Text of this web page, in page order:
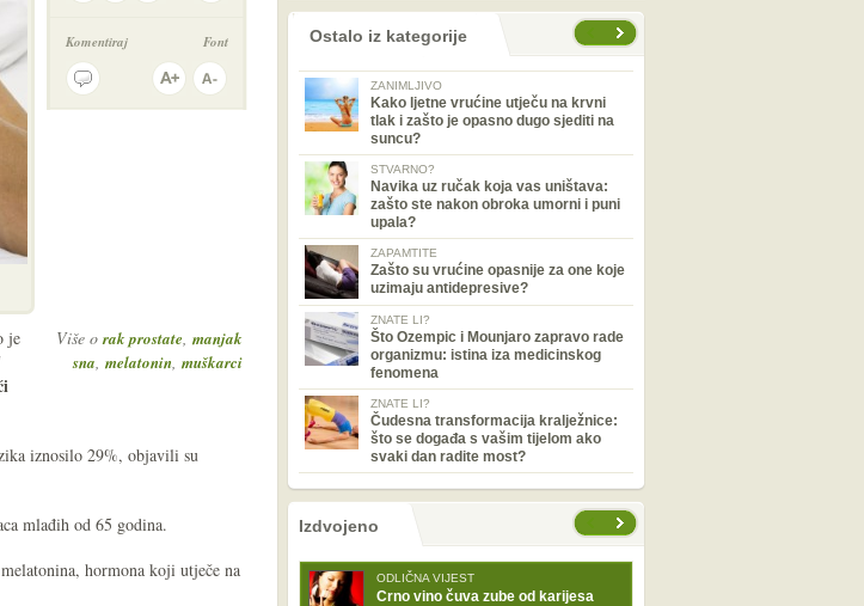
Komentiraj Font
Više orak prostate, manjak
sna, melatonin, muškarci
je
iznosilo 29%, objavili su
mlađih od 65 godina.
hormona koji utječe na
Ostalo iz kategorije
ZANIMLJIVO
Kako ljetne vrućine utječu na krvni
tlak i zašto je opasno dugo sjediti na
suncu?
STVARNO?
Navika uz ručak koja vas uništava:
zašto ste nakon obroka umorni i puni
upala?
ZAPAMTITE
Zašto su vrućine opasnije za one koje
uzimaju antidepresive?
ZNATE LI?
Što Ozempic i Mounjaro zapravo rade
organizmu: istina iza medicinskog
fenomena
ZNATE LI?
Čudesna transformacija kralježnice:
što se događa s vašim tijelom ako
svaki dan radite most?
nema prethodne stranice
sljedećeIzdvojeno
ODLIČNA VIJEST
Crno vino čuva zube od karijesa